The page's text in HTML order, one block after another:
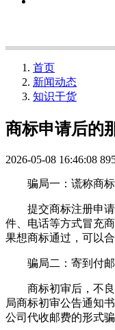
首页
新闻动态
知识干货
商标申请后的
2026-05-08 16:46:08
骗局一：谎称商标
提交商标注册申请
件、电话等方式冒充
果想商标通过，可以
骗局二：寄到付邮
商标初审后，不良
局商标初审公告通知
公司代收邮费的形式骗